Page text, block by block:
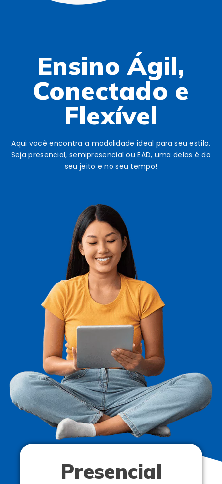
Ensino Ágil,
Conectado e
Flexível
Aqui você encontra a modalidade ideal para seu estilo.
Seja presencial, semipresencial ou EAD, uma delas é do
seu jeito e no seu tempo!
Presencial